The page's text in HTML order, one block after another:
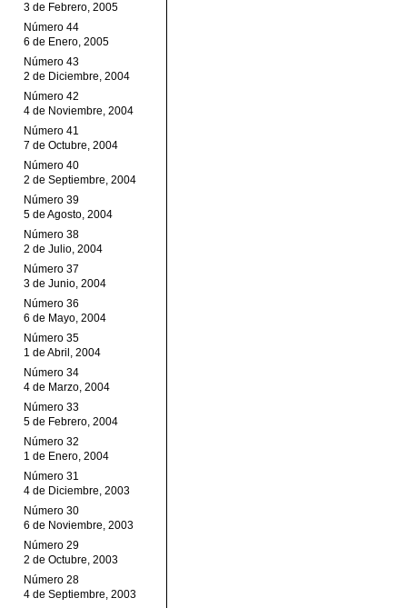
3 de Febrero, 2005
Número 44
6 de Enero, 2005
Número 43
2 de Diciembre, 2004
Número 42
4 de Noviembre, 2004
Número 41
7 de Octubre, 2004
Número 40
2 de Septiembre, 2004
Número 39
5 de Agosto, 2004
Número 38
2 de Julio, 2004
Número 37
3 de Junio, 2004
Número 36
6 de Mayo, 2004
Número 35
1 de Abril, 2004
Número 34
4 de Marzo, 2004
Número 33
5 de Febrero, 2004
Número 32
1 de Enero, 2004
Número 31
4 de Diciembre, 2003
Número 30
6 de Noviembre, 2003
Número 29
2 de Octubre, 2003
Número 28
4 de Septiembre, 2003